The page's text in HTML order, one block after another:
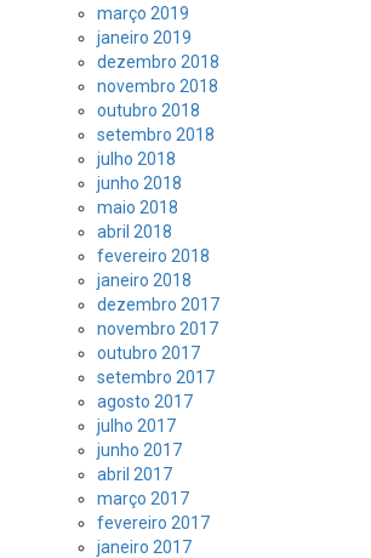
março 2019
janeiro 2019
dezembro 2018
novembro 2018
outubro 2018
setembro 2018
julho 2018
junho 2018
maio 2018
abril 2018
fevereiro 2018
janeiro 2018
dezembro 2017
novembro 2017
outubro 2017
setembro 2017
agosto 2017
julho 2017
junho 2017
abril 2017
março 2017
fevereiro 2017
janeiro 2017